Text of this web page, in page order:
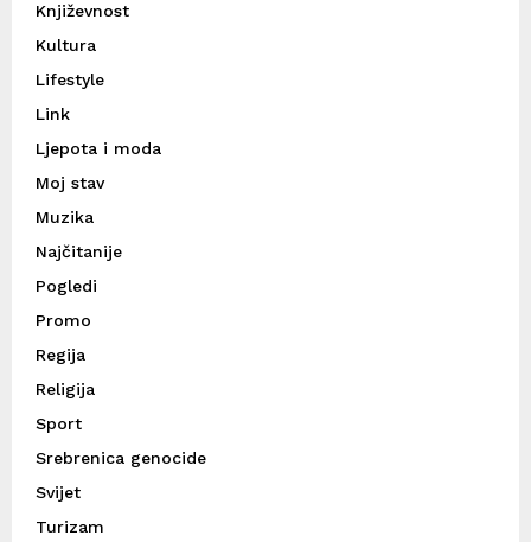
Književnost
Kultura
Lifestyle
Link
Ljepota i moda
Moj stav
Muzika
Najčitanije
Pogledi
Promo
Regija
Religija
Sport
Srebrenica genocide
Svijet
Turizam